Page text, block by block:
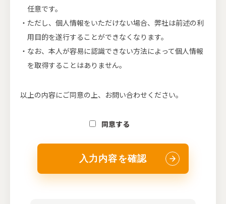
任意です。
ただし、個人情報をいただけない場合、弊社は前述の利
用目的を遂行することができなくなります。
なお、本人が容易に認識できない方法によって個人情報
を取得することはありません。
以上の内容にご同意の上、お問い合わせください。
同意する
入力内容を確認